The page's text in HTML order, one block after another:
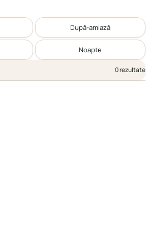
După-amiază
Noapte
0 rezultate